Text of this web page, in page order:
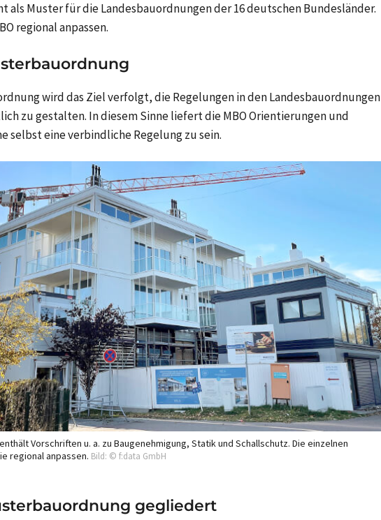
als Muster für die Landesbauordnungen der 16 deutschen Bundesländer.
regional anpassen.
wird das Ziel verfolgt, die Regelungen in den Landesbauordnungen
zu gestalten. In diesem Sinne liefert die MBO Orientierungen und
selbst eine verbindliche Regelung zu sein.
Vorschriften u. a. zu Baugenehmigung, Statik und Schallschutz. Die einzelnen
regional anpassen. Bild: © f:data GmbH
gegliedert